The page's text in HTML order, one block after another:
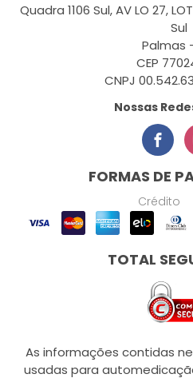
Quadra 1106 Sul, AV LO 27,
Sul
Palmas
CEP
CNPJ
Nossas
FORMAS DE
Crédito
TOTAL
As informações contidas
usadas para